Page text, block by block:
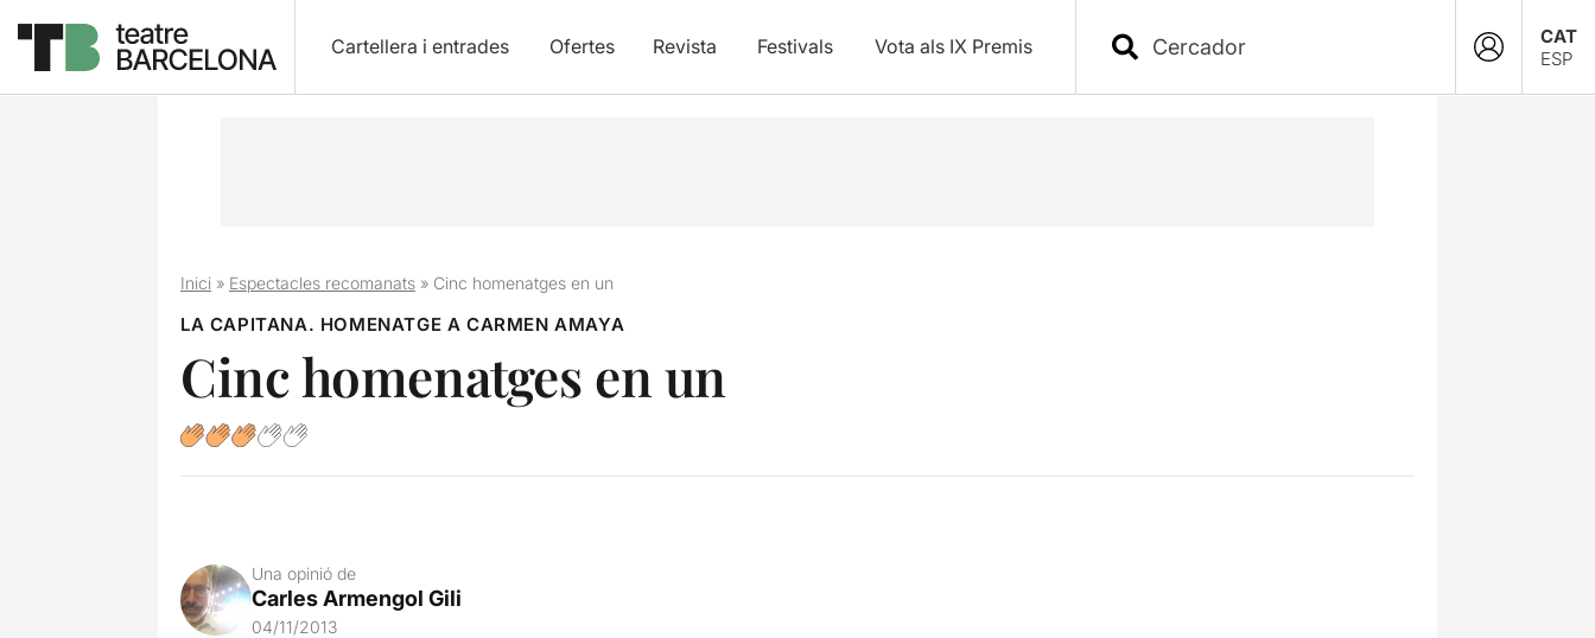
Cartellera i entrades Ofertes Revista Festivals Vota als IX Premis
CAT
ESP
Inici» Espectacles recomanats» Cinc homenatges en un
LA CAPITANA. HOMENATGE A CARMEN AMAYA
Cinc homenatges en un
Una opinió de
Carles Armengol Gili
04/11/2013